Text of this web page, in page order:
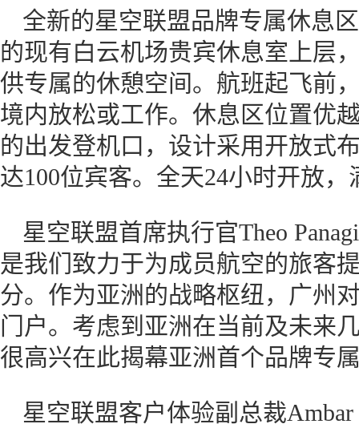
全新的星空联盟品牌专属休息
的现有白云机场贵宾休息室上层
供专属的休憩空间。航班起飞前
境内放松或工作。休息区位置优
的出发登机口，设计采用开放式
达100位宾客。全天24小时开放
星空联盟首席执行官Theo
是我们致力于为成员航空的旅客
分。作为亚洲的战略枢纽，广州
门户。考虑到亚洲在当前及未来
很高兴在此揭幕亚洲首个品牌专
星空联盟客户体验副总裁